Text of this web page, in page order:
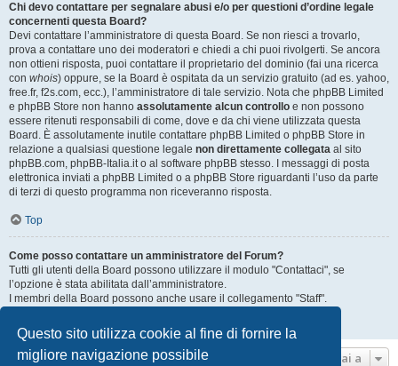
Questo sito utilizza cookie al fine di fornire la
migliore navigazione possibile
Chi devo contattare per segnalare abusi e/o per questioni d’ordine legale
concernenti questa Board?
Devi contattare l’amministratore di questa Board. Se non riesci a trovarlo,
prova a contattare uno dei moderatori e chiedi a chi puoi rivolgerti. Se ancora
non ottieni risposta, puoi contattare il proprietario del dominio (fai una ricerca
con whois) oppure, se la Board è ospitata da un servizio gratuito (ad es. yahoo,
free.fr, f2s.com, ecc.), l’amministratore di tale servizio. Nota che phpBB Limited
e phpBB Store non hanno assolutamente alcun controllo e non possono
essere ritenuti responsabili di come, dove e da chi viene utilizzata questa
Board. È assolutamente inutile contattare phpBB Limited o phpBB Store in
relazione a qualsiasi questione legale non direttamente collegata al sito
phpBB.com, phpBB-Italia.it o al software phpBB stesso. I messaggi di posta
elettronica inviati a phpBB Limited o a phpBB Store riguardanti l’uso da parte
di terzi di questo programma non riceveranno risposta.
Top
Come posso contattare un amministratore del Forum?
Tutti gli utenti della Board possono utilizzare il modulo "Contattaci", se
l’opzione è stata abilitata dall’amministratore.
I membri della Board possono anche usare il collegamento "Staff".
Top
Vai a